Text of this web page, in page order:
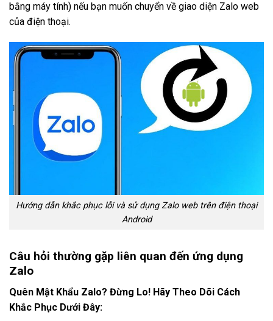
bằng máy tính) nếu bạn muốn chuyển về giao diện Zalo web
của điện thoại.
Hướng dẫn khắc phục lỗi và sử dụng Zalo web trên điện thoại
Android
Câu hỏi thường gặp liên quan đến ứng dụng
Zalo
Quên Mật Khẩu Zalo? Đừng Lo! Hãy Theo Dõi Cách
Khắc Phục Dưới Đây: